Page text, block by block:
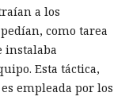
a los
como tarea
instalaba
Esta táctica,
empleada por los